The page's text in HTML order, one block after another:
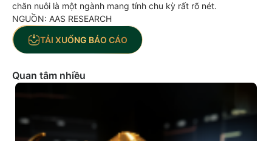
chăn nuôi là một ngành mang tính chu kỳ rất rõ nét.
NGUỒN: AAS RESEARCH
TẢI XUỐNG BÁO CÁO
Quan tâm nhiều